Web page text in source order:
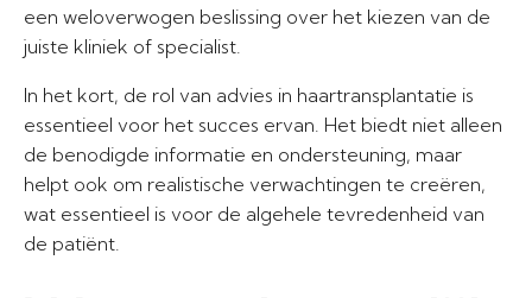
een weloverwogen beslissing over het kiezen van de
juiste kliniek of specialist.
In het kort, de rol van advies in haartransplantatie is
essentieel voor het succes ervan. Het biedt niet alleen
de benodigde informatie en ondersteuning, maar
helpt ook om realistische verwachtingen te creëren,
wat essentieel is voor de algehele tevredenheid van
de patiënt.